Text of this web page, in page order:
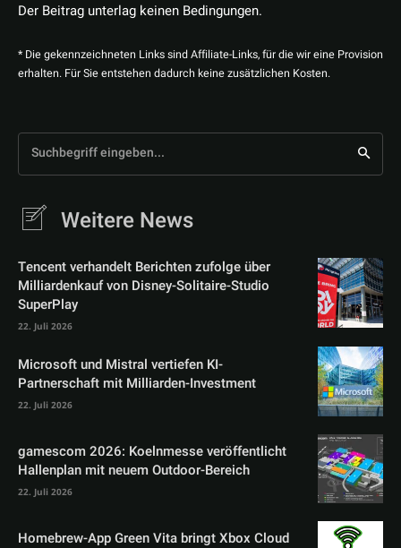
Der Beitrag unterlag keinen Bedingungen.
* Die gekennzeichneten Links sind Affiliate-Links, für die wir eine Provision
erhalten. Für Sie entstehen dadurch keine zusätzlichen Kosten.
Suchbegriff eingeben...
Weitere News
Tencent verhandelt Berichten zufolge über
Milliardenkauf von Disney-Solitaire-Studio
SuperPlay
22. Juli 2026
Microsoft und Mistral vertiefen KI-
Partnerschaft mit Milliarden-Investment
22. Juli 2026
gamescom 2026: Koelnmesse veröffentlicht
Hallenplan mit neuem Outdoor-Bereich
22. Juli 2026
Homebrew-App Green Vita bringt Xbox Cloud